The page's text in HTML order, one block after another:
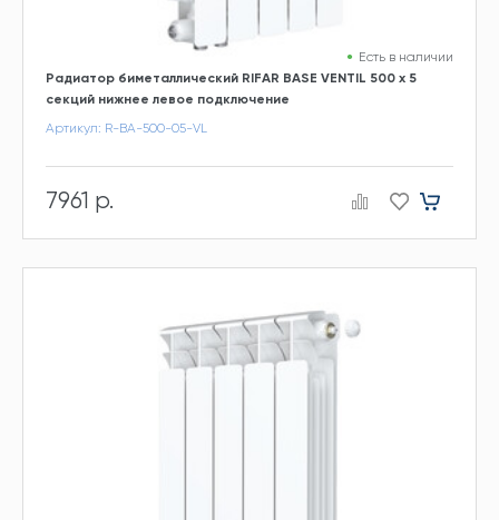
Есть в наличии
Радиатор биметаллический RIFAR BASE VENTIL 500 х 5
секций нижнее левое подключение
Артикул: R-BA-500-05-VL
7961 р.